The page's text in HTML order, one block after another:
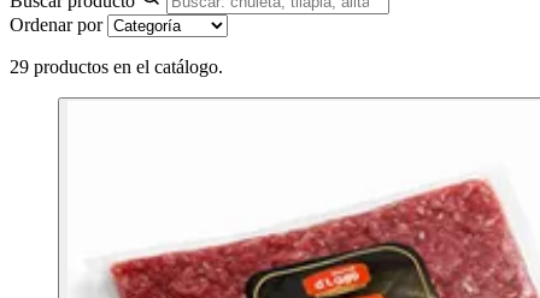
Ordenar por
29 productos en el catálogo.